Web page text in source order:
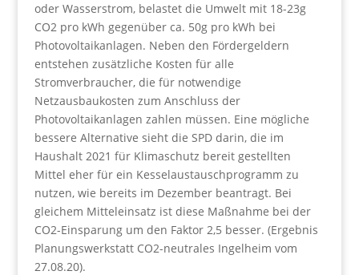
oder Wasserstrom, belastet die Umwelt mit 18-23g
CO2 pro kWh gegenüber ca. 50g pro kWh bei
Photovoltaikanlagen. Neben den Fördergeldern
entstehen zusätzliche Kosten für alle
Stromverbraucher, die für notwendige
Netzausbaukosten zum Anschluss der
Photovoltaikanlagen zahlen müssen. Eine mögliche
bessere Alternative sieht die SPD darin, die im
Haushalt 2021 für Klimaschutz bereit gestellten
Mittel eher für ein Kesselaustauschprogramm zu
nutzen, wie bereits im Dezember beantragt. Bei
gleichem Mitteleinsatz ist diese Maßnahme bei der
CO2-Einsparung um den Faktor 2,5 besser. (Ergebnis
Planungswerkstatt CO2-neutrales Ingelheim vom
27.08.20).